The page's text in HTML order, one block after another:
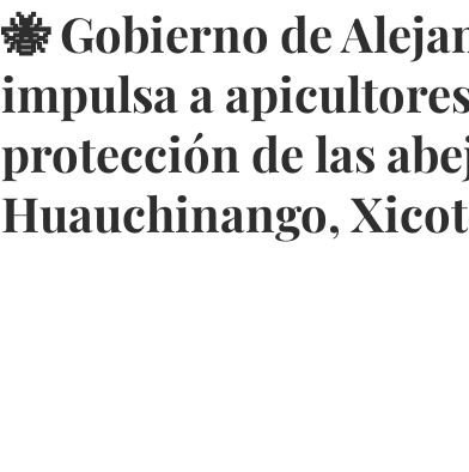
🐝 Gobierno de
impulsa a
protección de las
Huauchinango,